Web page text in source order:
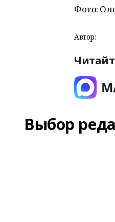
Фото:
Автор:
Выбор